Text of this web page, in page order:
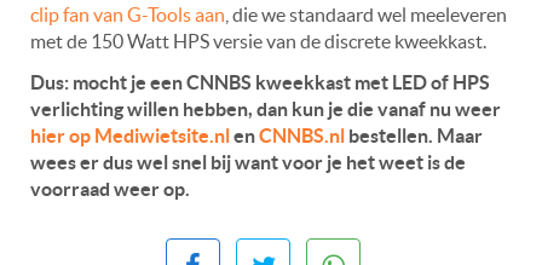
clip fan van G-Tools aan , die we standaard wel meeleveren
met de 150 Watt HPS versie van de discrete kweekkast.
Dus: mocht je een CNNBS kweekkast met LED of HPS
verlichting willen hebben, dan kun je die vanaf nu weer
hier op Mediwietsite.nlenCNNBS.nl bestellen. Maar
wees er dus wel snel bij want voor je het weet is de
voorraad weer op.